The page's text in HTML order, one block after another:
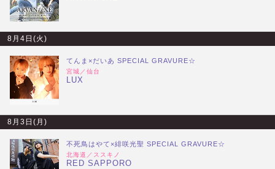
8月4日(火)
てんま×だいあ SPECIAL GRAVURE☆
宮城／仙台
LUX
8月3日(月)
不死鳥はやて×緋咲光聖 SPECIAL GRAVURE☆
北海道／ススキノ
RED SAPPORO